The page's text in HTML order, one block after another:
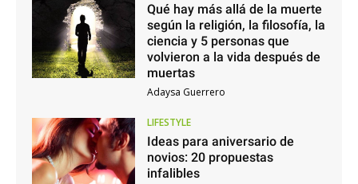
Qué hay más allá de la muerte
según la religión, la filosofía, la
ciencia y 5 personas que
volvieron a la vida después de
muertas
Adaysa Guerrero
LIFESTYLE
Ideas para aniversario de
novios: 20 propuestas
infalibles